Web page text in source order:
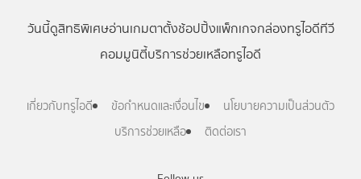
วันนี้ดูสิทธิพิเศษอ่านเกมตาตั้งช้อปปิ้งแพ็กเกจกล่องทรูไอดีทีวี
คอมมูนิตี้บริการช่วยเหลือทรูไอดี
เกี่ยวกับทรูไอดี ข้อกำหนดและเงื่อนไข
นโยบายความเป็นส่วนตัว
บริการช่วยเหลือ
ติดต่อเรา